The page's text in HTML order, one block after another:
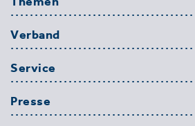
Verband
Service
Presse